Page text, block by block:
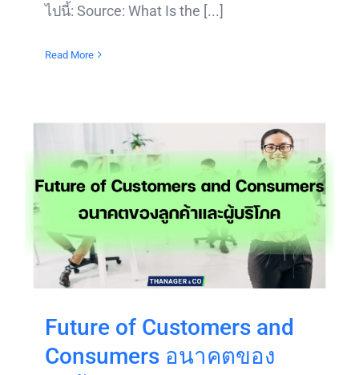
ไปนี้: Source: What Is the [...]
Read More
Future of Customers and
Consumers อนาคตของ